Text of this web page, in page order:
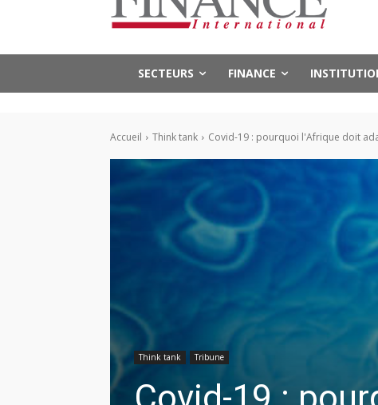
SECTEURS FINANCE
Accueil Think tank Covid-19 : pourquoi l'Afrique doit
Think tank Tribune